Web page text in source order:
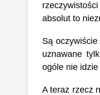
absolut to
Są
uznawane
ogóle nie idzie
A teraz rzecz